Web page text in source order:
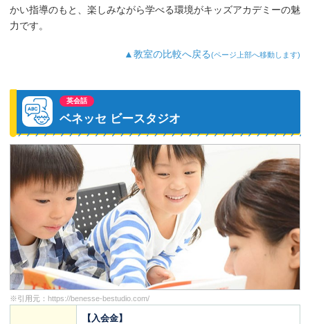
かい指導のもと、楽しみながら学べる環境がキッズアカデミーの魅
力です。
▲教室の比較へ戻る(ページ上部へ移動します)
英会話
ベネッセ ビースタジオ
※引用元： https://benesse-bestudio.com/
【入会金】